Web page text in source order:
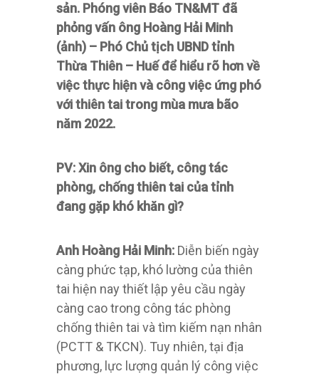
sản. Phóng viên Báo TN&MT đã
phỏng vấn ông Hoàng Hải Minh
(ảnh) – Phó Chủ tịch UBND tỉnh
Thừa Thiên – Huế để hiểu rõ hơn về
việc thực hiện và công việc ứng phó
với thiên tai trong mùa mưa bão
năm 2022.
PV: Xin ông cho biết, công tác
phòng, chống thiên tai của tỉnh
đang gặp khó khăn gì?
Anh Hoàng Hải Minh: Diễn biến ngày
càng phức tạp, khó lường của thiên
tai hiện nay thiết lập yêu cầu ngày
càng cao trong công tác phòng
chống thiên tai và tìm kiếm nạn nhân
(PCTT & TKCN). Tuy nhiên, tại địa
phương, lực lượng quản lý công việc